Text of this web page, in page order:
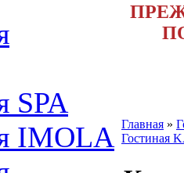
SPA
IMOLA Главная »
Гостиная